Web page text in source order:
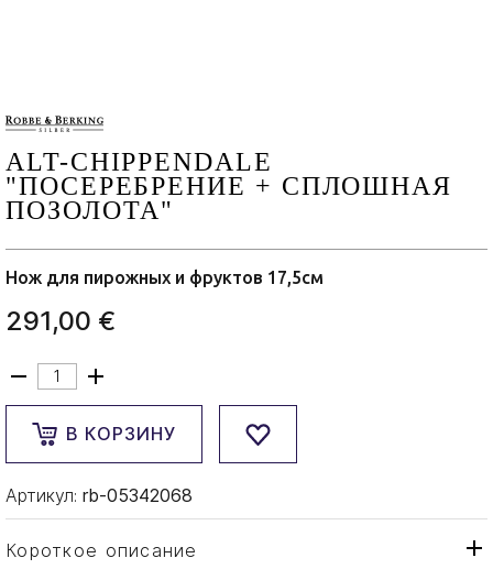
ALT-CHIPPENDALE
"ПОСЕРЕБРЕНИЕ + СПЛОШНАЯ
ПОЗОЛОТА"
Нож для пирожных и фруктов 17,5см
291,00 €
В КОРЗИНУ
Артикул: rb-05342068
Короткое описание